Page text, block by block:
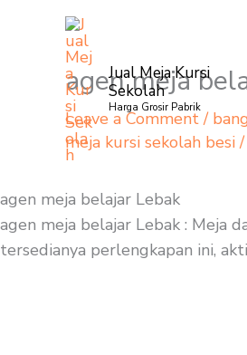
Jual Meja Kursi
Sekolah
Harga Grosir Pabrik
agen meja
Leave a Comment /
meja kursi sekolah besi
agen meja belajar Lebak
agen meja belajar Lebak : Meja
tersedianya perlengkapan ini,